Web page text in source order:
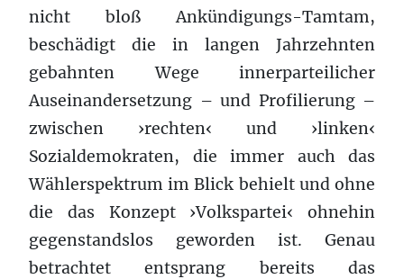
nicht bloß Ankündigungs-Tamtam,
beschädigt die in langen Jahrzehnten
gebahnten Wege innerparteilicher
Auseinandersetzung – und Profilierung –
zwischen ›rechten‹ und ›linken‹
Sozialdemokraten, die immer auch das
Wählerspektrum im Blick behielt und ohne
die das Konzept ›Volkspartei‹ ohnehin
gegenstandslos geworden ist. Genau
betrachtet entsprang bereits das